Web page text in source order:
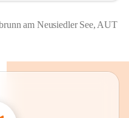
am Neusiedler See, AUT